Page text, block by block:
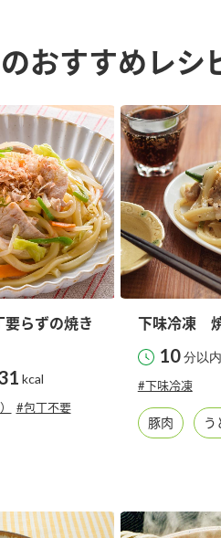
酢
スープ
納豆
ー）
おすすめレシ
要らずの焼き
kcal
#包丁不要
下味冷凍
10分以内
#下味冷凍
豚肉 う